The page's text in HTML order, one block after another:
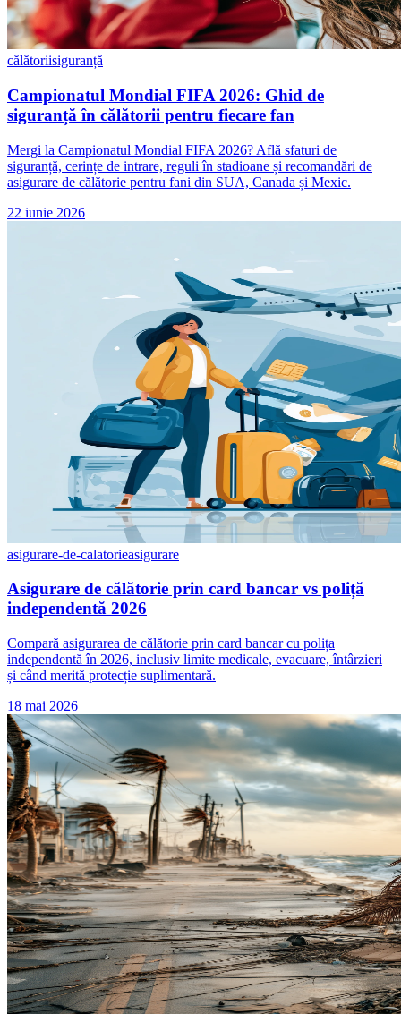
călătoriisiguranță
Campionatul Mondial FIFA 2026: Ghid de
siguranță în călătorii pentru fiecare fan
Mergi la Campionatul Mondial FIFA 2026? Află sfaturi de
siguranță, cerințe de intrare, reguli în stadioane și recomandări de
asigurare de călătorie pentru fani din SUA, Canada și Mexic.
22 iunie 2026
asigurare-de-calatorieasigurare
Asigurare de călătorie prin card bancar vs poliță
independentă 2026
Compară asigurarea de călătorie prin card bancar cu polița
independentă în 2026, inclusiv limite medicale, evacuare, întârzieri
și când merită protecție suplimentară.
18 mai 2026